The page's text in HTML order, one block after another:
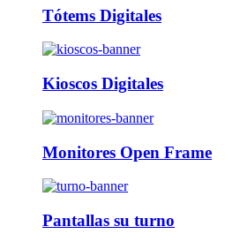
Tótems Digitales
Kioscos Digitales
Monitores Open Frame
Pantallas su turno